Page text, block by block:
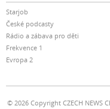
Starjob
České podcasty
Rádio a zábava pro děti
Frekvence 1
Evropa 2
© 2026 Copyright CZECH NEWS